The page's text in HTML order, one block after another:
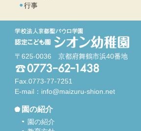
行事
〒625-0036 京都府舞鶴市浜40番地
Fax.0773-77-7251
E-mail： info@maizuru-shion.net
園の紹介
園の紹介